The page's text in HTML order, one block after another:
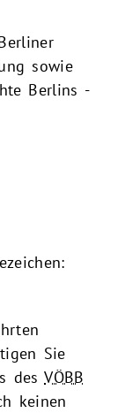
sowie
Berlins -
Sie
desVÖBB
keinen